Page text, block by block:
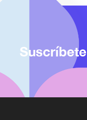
Suscríbete